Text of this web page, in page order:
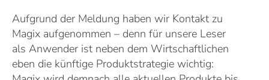
Aufgrund der Meldung haben wir Kontakt zu
Magix aufgenommen – denn für unsere Leser
als Anwender ist neben dem Wirtschaftlichen
eben die künftige Produktstrategie wichtig: